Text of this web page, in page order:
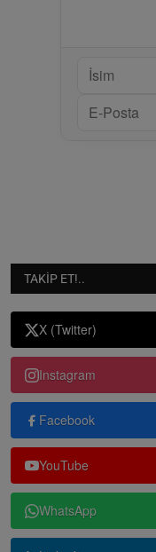
TAKIP ET!..
X (Twitter)
Instagram
Facebook
YouTube
WhatsApp